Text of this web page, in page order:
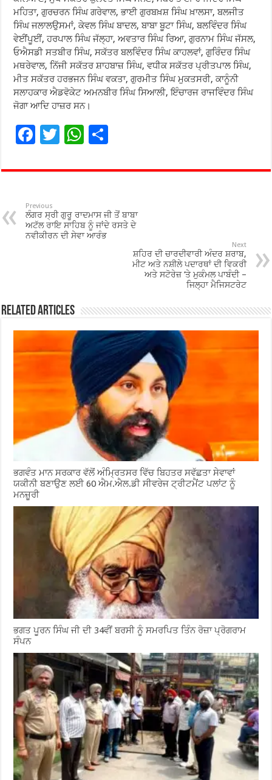
ਮਹਿਤਾ, ਗੁਰਚਰਨ ਸਿੰਘ ਗਰੇਵਾਲ, ਭਾਈ ਗੁਰਬਖ਼ਸ਼ ਸਿੰਘ ਖ਼ਾਲਸਾ, ਬਲਜੀਤ
ਸਿੰਘ ਜਲਾਲਉਸਮਾਂ, ਕੇਵਲ ਸਿੰਘ ਬਾਦਲ, ਬਾਬਾ ਬੂਟਾ ਸਿੰਘ, ਬਲਵਿੰਦਰ ਸਿੰਘ
ਵੇਈਂਪੂਈਂ, ਹਰਪਾਲ ਸਿੰਘ ਜੱਲ੍ਹਾ, ਅਵਤਾਰ ਸਿੰਘ ਰਿਆ, ਗੁਰਨਾਮ ਸਿੰਘ ਜੱਸਲ,
ਓਐਸਡੀ ਸਤਬੀਰ ਸਿੰਘ, ਸਕੱਤਰ ਬਲਵਿੰਦਰ ਸਿੰਘ ਕਾਹਲਵਾਂ, ਗੁਰਿੰਦਰ ਸਿੰਘ
ਮਥਰੇਵਾਲ, ਨਿੱਜੀ ਸਕੱਤਰ ਸ਼ਾਹਬਾਜ਼ ਸਿੰਘ, ਵਧੀਕ ਸਕੱਤਰ ਪ੍ਰੀਤਪਾਲ ਸਿੰਘ,
ਮੀਤ ਸਕੱਤਰ ਹਰਭਜਨ ਸਿੰਘ ਵਕਤਾ, ਗੁਰਮੀਤ ਸਿੰਘ ਮੁਕਤਸਰੀ, ਕਾਨੂੰਨੀ
ਸਲਾਹਕਾਰ ਐਡਵੋਕੇਟ ਅਮਨਬੀਰ ਸਿੰਘ ਸਿਆਲੀ, ਇੰਚਾਰਜ ਰਾਜਵਿੰਦਰ ਸਿੰਘ
ਜੋਗਾ ਆਦਿ ਹਾਜ਼ਰ ਸਨ।
F
e
o
o
T
tt
W
at
p
p
ar
Previous
ਲੰਗਰ ਸ੍ਰੀ ਗੁਰੂ ਰਾਦਮਾਸ ਜੀ ਤੋਂ ਬਾਬਾ
ਅਟੱਲ ਰਾਇ ਸਾਹਿਬ ਨੂੰ ਜਾਂਦੇ ਰਸਤੇ ਦੇ
ਨਵੀਕੀਰਨ ਦੀ ਸੇਵਾ ਆਰੰਭ
Next
ਸ਼ਹਿਰ ਦੀ ਚਾਰਦੀਵਾਰੀ ਅੰਦਰ ਸ਼ਰਾਬ,
ਮੀਟ ਅਤੇ ਨਸ਼ੀਲੇ ਪਦਾਰਥਾਂ ਦੀ ਵਿਕਰੀ
ਅਤੇ ਸਟੋਰੇਜ਼ ‘ਤੇ ਮੁਕੰਮਲ ਪਾਬੰਦੀ –
ਜਿਲ੍ਹਾ ਮੈਜਿਸਟਰੇਟ
Related Articles
ਭਗਵੰਤ ਮਾਨ ਸਰਕਾਰ ਵੱਲੋਂ ਅੰਮ੍ਰਿਤਸਰ ਵਿੱਚ ਬਿਹਤਰ ਸਵੱਛਤਾ ਸੇਵਾਵਾਂ
ਯਕੀਨੀ ਬਣਾਉਣ ਲਈ 60 ਐਮ.ਐਲ.ਡੀ ਸੀਵਰੇਜ ਟ੍ਰੀਟਮੈਂਟ ਪਲਾਂਟ ਨੂੰ
ਮਨਜ਼ੂਰੀ
ਭਗਤ ਪੂਰਨ ਸਿੰਘ ਜੀ ਦੀ 34ਵੀਂ ਬਰਸੀ ਨੂੰ ਸਮਰਪਿਤ ਤਿੰਨ ਰੋਜ਼ਾ ਪ੍ਰੋਗਰਾਮ
ਸੰਪਨ